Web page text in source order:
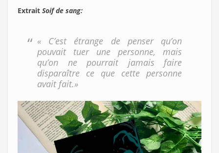
Extrait Soif de sang:
« C’est étrange de penser qu’on
pouvait tuer une personne, mais
qu’on ne pourrait jamais faire
disparaître ce que cette personne
avait fait.»